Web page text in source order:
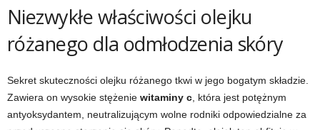
Niezwykłe właściwości olejku
różanego dla odmłodzenia skóry
Sekret skuteczności olejku różanego tkwi w jego bogatym składzie.
Zawiera on wysokie stężenie witaminy c , która jest potężnym
antyoksydantem, neutralizującym wolne rodniki odpowiedzialne za